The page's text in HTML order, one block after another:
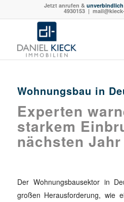
Jetzt anrufen & unverbindlich
4930153|
Wohnungsbau in
Experten
starkem
nächsten Jahr
Der Wohnungsbausektor in
großen Herausforderung, wie